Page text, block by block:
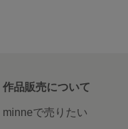
作品販売について
minneで売りたい